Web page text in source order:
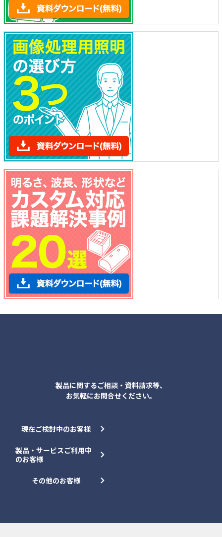
製品に関するご相談・資料請求等、
お気軽にお問合せください。
現在ご検討中のお客様
製品・サービスご利用中
のお客様
その他のお客様